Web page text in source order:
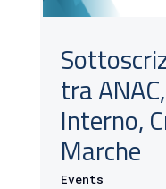
tra
Interno,
Marche
Events